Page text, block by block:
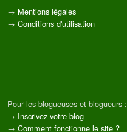
→ Mentions légales
→ Conditions d'utilisation
Pour les blogueuses et blogueurs :
→ Inscrivez votre blog
→ Comment fonctionne le site ?